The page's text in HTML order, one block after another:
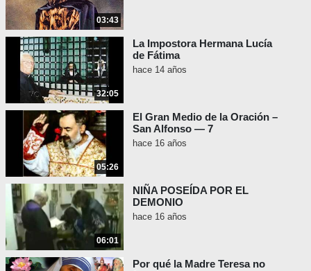
03:43
32:05
La Impostora Hermana Lucía
de Fátima
hace 14 años
05:26
El Gran Medio de la Oración –
San Alfonso — 7
hace 16 años
06:01
NIÑA POSEÍDA POR EL
DEMONIO
hace 16 años
Por qué la Madre Teresa no